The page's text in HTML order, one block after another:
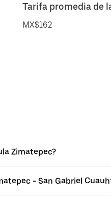
Tarifa promedia de
MX$162
Zimatepec?
- San Gabriel